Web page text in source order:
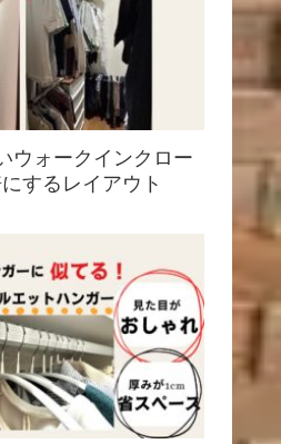
ウォークインクロー
するレイアウト